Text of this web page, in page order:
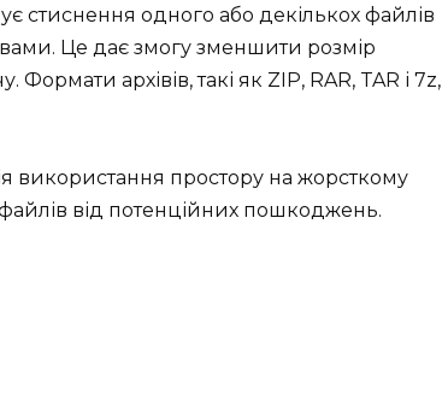
стиснення одного або декількох файлів
Це дає змогу зменшити розмір
архівів, такі як ZIP, RAR, TAR і 7z,
використання простору на жорсткому
від потенційних пошкоджень.